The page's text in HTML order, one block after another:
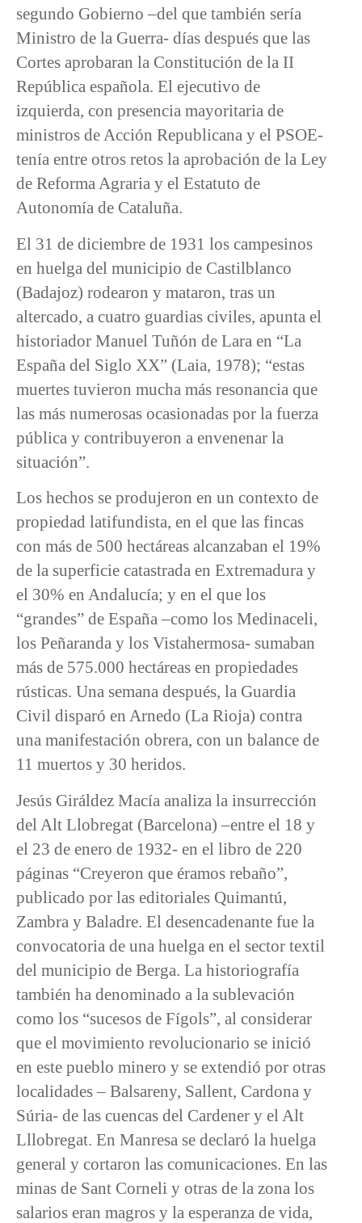
segundo Gobierno –del que también sería
Ministro de la Guerra- días después que las
Cortes aprobaran la Constitución de la II
República española. El ejecutivo de
izquierda, con presencia mayoritaria de
ministros de Acción Republicana y el PSOE-
tenía entre otros retos la aprobación de la Ley
de Reforma Agraria y el Estatuto de
Autonomía de Cataluña.
El 31 de diciembre de 1931 los campesinos
en huelga del municipio de Castilblanco
(Badajoz) rodearon y mataron, tras un
altercado, a cuatro guardias civiles, apunta el
historiador Manuel Tuñón de Lara en “La
España del Siglo XX” (Laia, 1978); “estas
muertes tuvieron mucha más resonancia que
las más numerosas ocasionadas por la fuerza
pública y contribuyeron a envenenar la
situación”.
Los hechos se produjeron en un contexto de
propiedad latifundista, en el que las fincas
con más de 500 hectáreas alcanzaban el 19%
de la superficie catastrada en Extremadura y
el 30% en Andalucía; y en el que los
“grandes” de España –como los Medinaceli,
los Peñaranda y los Vistahermosa- sumaban
más de 575.000 hectáreas en propiedades
rústicas. Una semana después, la Guardia
Civil disparó en Arnedo (La Rioja) contra
una manifestación obrera, con un balance de
11 muertos y 30 heridos.
Jesús Giráldez Macía analiza la insurrección
del Alt Llobregat (Barcelona) –entre el 18 y
el 23 de enero de 1932- en el libro de 220
páginas “Creyeron que éramos rebaño”,
publicado por las editoriales Quimantú,
Zambra y Baladre. El desencadenante fue la
convocatoria de una huelga en el sector textil
del municipio de Berga. La historiografía
también ha denominado a la sublevación
como los “sucesos de Fígols”, al considerar
que el movimiento revolucionario se inició
en este pueblo minero y se extendió por otras
localidades – Balsareny, Sallent, Cardona y
Súria- de las cuencas del Cardener y el Alt
Lllobregat. En Manresa se declaró la huelga
general y cortaron las comunicaciones. En las
minas de Sant Corneli y otras de la zona los
salarios eran magros y la esperanza de vida,